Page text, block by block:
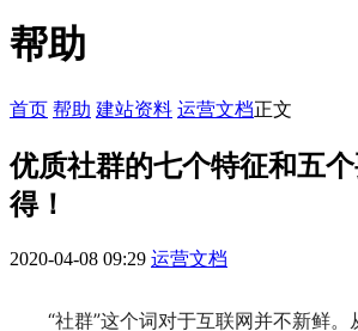
帮助
首页 帮助 建站资料 运营文档正文
优质社群的七个特征和五
得！
2020-04-08 09:29 运营文档
“社群”这个词对于互联网并不新鲜。